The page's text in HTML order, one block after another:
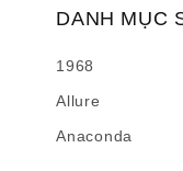
DANH MỤC
1968
Allure
Anaconda